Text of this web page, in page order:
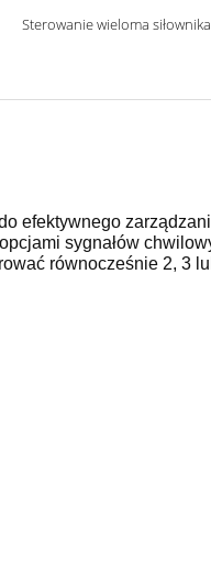
Sterowanie wieloma
efektywnego
sygnałów
równocześnie 2, 3